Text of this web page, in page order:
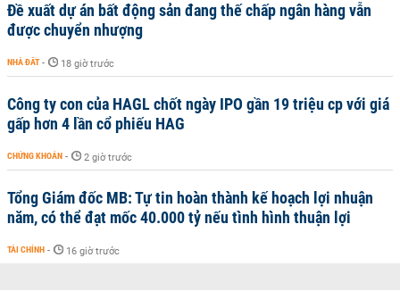
Đề xuất dự án bất động sản đang thế chấp ngân hàng vẫn
được chuyển nhượng
NHÀ ĐẤT - 18 giờ trước
Công ty con của HAGL chốt ngày IPO gần 19 triệu cp với giá
gấp hơn 4 lần cổ phiếu HAG
CHỨNG KHOÁN - 2 giờ trước
Tổng Giám đốc MB: Tự tin hoàn thành kế hoạch lợi nhuận
năm, có thể đạt mốc 40.000 tỷ nếu tình hình thuận lợi
TÀI CHÍNH - 16 giờ trước